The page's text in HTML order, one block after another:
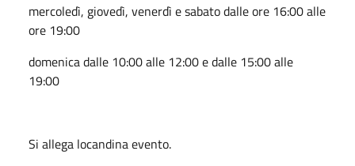
mercoledì, giovedì, venerdì e sabato dalle ore 16:00 alle
ore 19:00
domenica dalle 10:00 alle 12:00 e dalle 15:00 alle
19:00
Si allega locandina evento.